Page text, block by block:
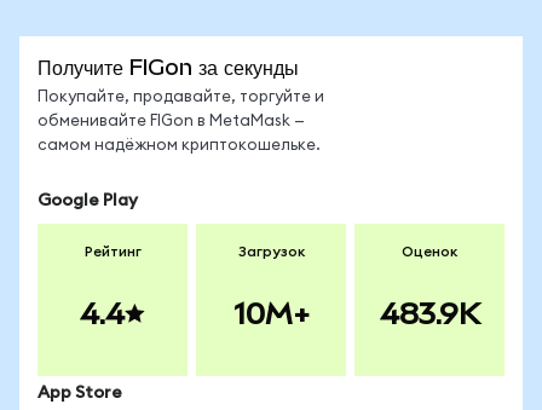
Получите FIGon за секунды
Покупайте, продавайте, торгуйте и
обменивайте FIGon в MetaMask —
самом надёжном криптокошельке.
Google Play
Рейтинг
4.4
Загрузок
10M+
Оценок
483.9K
App Store